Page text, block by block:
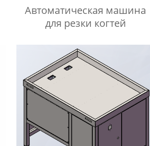
Автоматическая машина
для резки когтей